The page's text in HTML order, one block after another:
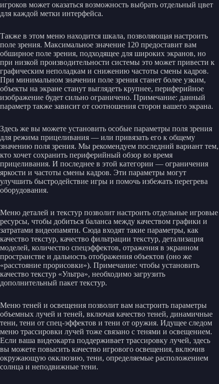
игроков может оказаться возможность выбрать отдельный цвет
для каждой метки интерфейса.
Также в этом меню находится шкала, позволяющая настроить
поле зрения. Максимальное значение 120 предоставит вам
обширное поле зрения, подходящее для широких экранов, но
при низкой производительности системы это может привести к
графическим неполадкам и снижению частоты смены кадров.
При минимальном значении поле зрения станет более узким,
объекты на экране станут выглядеть крупнее, периферийное
изображение будет сильно ограничено. Примечание: данный
параметр также зависит от соотношения сторон вашего экрана.
Здесь же вы можете установить особые параметры поля зрения
для режима прицеливания — или привязать его к общему
значению поля зрения. Мы рекомендуем последний вариант тем,
кто хочет сохранить периферийный обзор во время
прицеливания. И последнее в этой категории — ограничения
яркости и частоты смены кадров. Эти параметры могут
улучшить быстродействие игры и помочь избежать перегрева
оборудования.
Меню деталей и текстур позволит настроить отдельные игровые
ресурсы, чтобы добиться баланса между качеством графики и
затратами видеопамяти. Сюда входят такие параметры, как
качество текстур, качество фильтрации текстур, детализация
моделей, количество спецэффектов, отражения в экранном
пространстве и дальность отображения объектов (оно же
«расстояние прорисовки»). Примечание: чтобы установить
качество текстур «Ультра», необходимо загрузить
дополнительный пакет текстур.
Меню теней и освещения позволит вам настроить параметры
объемных лучей и теней, включая качество теней, динамичные
тени, тени от спец-эффектов и тени от оружия. Идущее следом
меню трассировки лучей тоже связано с тенями и освещением.
Если ваша видеокарта поддерживает трассировку лучей, здесь
вы можете повысить качество игрового освещения, включив
окружающую окклюзию, тени, определяемые расположением
солнца и неподвижные тени.